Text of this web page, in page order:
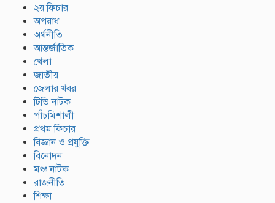
২য় ফিচার
অপরাধ
অর্থনীতি
আন্তর্জাতিক
খেলা
জাতীয়
জেলার খবর
টিভি নাটক
পাঁচমিশালী
প্রথম ফিচার
বিজ্ঞান ও প্রযুক্তি
বিনোদন
মঞ্চ নাটক
রাজনীতি
শিক্ষা